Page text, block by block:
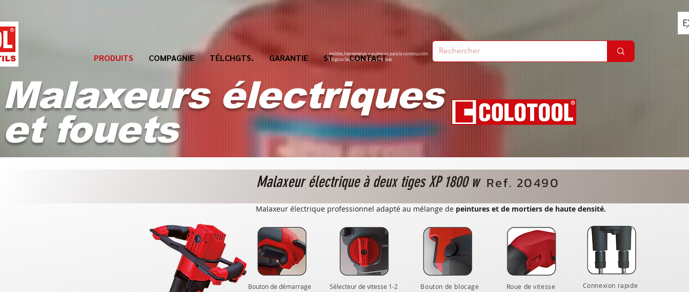
moldes,herramienas y químicos para la construcción
Nogosa Soluciones Constructivas
PRODUITS COMPAGNIE TÉLCHGTS. GARANTIE ST CONTACT
Malaxeurs électriques
et fouets
Malaxeur électrique à deux tiges XP 1800 w Ref. 20490
Malaxeur électrique professionnel adapté au mélange de peintures et de mortiers de haute densité.
Bouton de démarrage Sélecteur de vitesse 1-2 Bouton de blocage Roue de vitesse Connexion rapide